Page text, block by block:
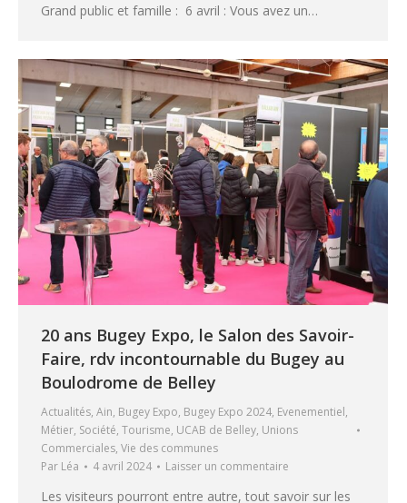
Grand public et famille : 6 avril : Vous avez un…
20 ans Bugey Expo, le Salon des Savoir-
Faire, rdv incontournable du Bugey au
Boulodrome de Belley
Actualités, Ain, Bugey Expo, Bugey Expo 2024, Evenementiel,
Métier, Société, Tourisme, UCAB de Belley, Unions
Commerciales, Vie des communes
Par Léa 4 avril 2024 Laisser un commentaire
Les visiteurs pourront entre autre, tout savoir sur les